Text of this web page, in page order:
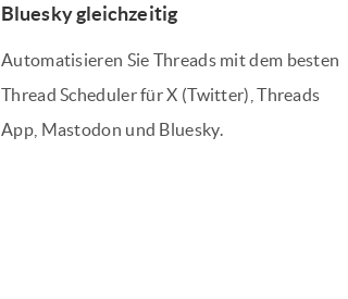
Bluesky gleichzeitig
Automatisieren Sie Threads mit dem besten
Thread Scheduler für X (Twitter), Threads
App, Mastodon und Bluesky.